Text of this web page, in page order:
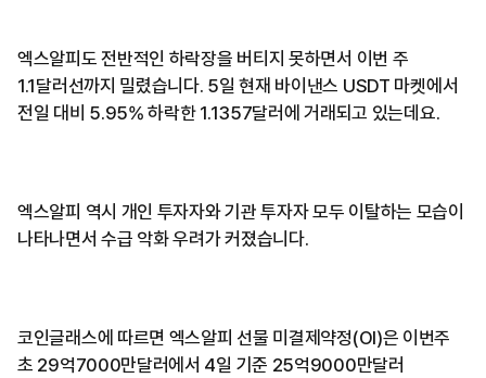
엑스알피도 전반적인 하락장을 버티지 못하면서 이번 주
1.1달러선까지 밀렸습니다. 5일 현재 바이낸스 USDT 마켓에서
전일 대비 5.95% 하락한 1.1357달러에 거래되고 있는데요.
엑스알피 역시 개인 투자자와 기관 투자자 모두 이탈하는 모습이
나타나면서 수급 악화 우려가 커졌습니다.
코인글래스에 따르면 엑스알피 선물 미결제약정(OI)은 이번주
초 29억7000만달러에서 4일 기준 25억9000만달러